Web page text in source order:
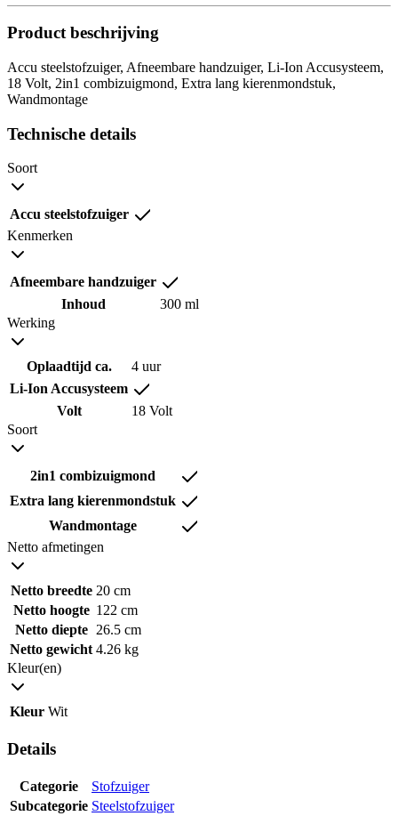
Product beschrijving
Accu steelstofzuiger, Afneembare handzuiger, Li-Ion Accusysteem,
18 Volt, 2in1 combizuigmond, Extra lang kierenmondstuk,
Wandmontage
Technische details
Soort
Accu steelstofzuiger
Kenmerken
Afneembare handzuiger
Inhoud
300 ml
Werking
Oplaadtijd ca.
4 uur
Li-Ion Accusysteem
Volt
18 Volt
Soort
2in1 combizuigmond
Extra lang kierenmondstuk
Wandmontage
Netto afmetingen
Netto breedte 20 cm
Netto hoogte 122 cm
Netto diepte
26.5 cm
Netto gewicht 4.26 kg
Kleur(en)
Kleur Wit
Details
Categorie
Stofzuiger
Subcategorie Steelstofzuiger